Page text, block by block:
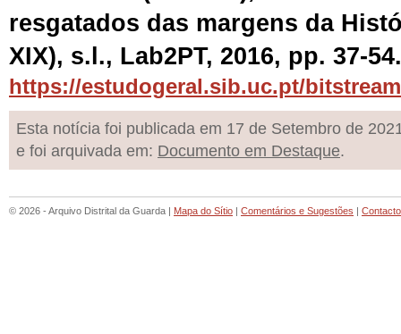
resgatados das margens da
XIX), s.l., Lab2PT, 2016, pp. 37-
https://estudogeral.sib.uc.pt/
Esta notícia foi publicada em 17 de Setembro de
e foi arquivada em: Documento em Destaque.
© 2026 - Arquivo Distrital da Guarda | Mapa do Sítio | Comentários e Sugestões |